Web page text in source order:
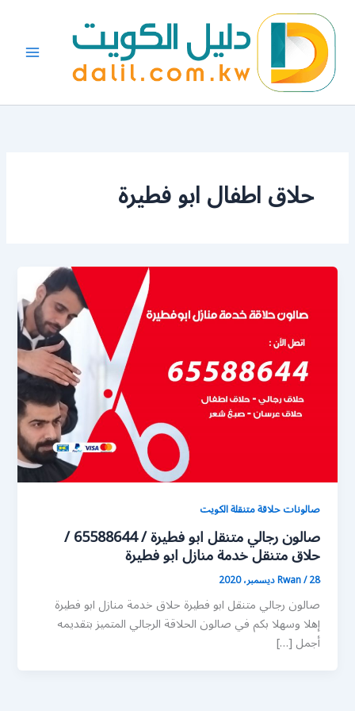
المحتوى
حلاق اطفال ابو فطيرة
صالونات حلاقة متنقلة الكويت
صالون رجالي متنقل ابو فطيرة / 65588644 /
حلاق متنقل خدمة منازل ابو فطيرة
Rwan/28 ديسمبر، 2020
صالون رجالي متنقل ابو فطيرة حلاق خدمة منازل ابو فطيرة
إهلا وسهلا بكم في صالون الحلاقة الرجالي المتميز بتقديمه
أجمل […]